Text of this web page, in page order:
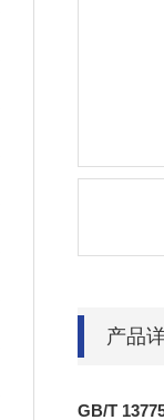
产品
GB/T